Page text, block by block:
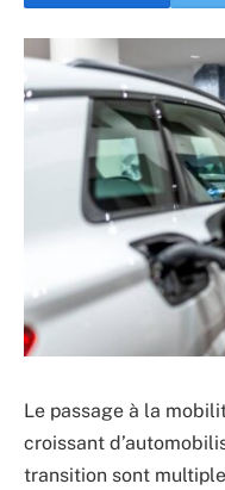
Le passage à la
croissant
transition sont